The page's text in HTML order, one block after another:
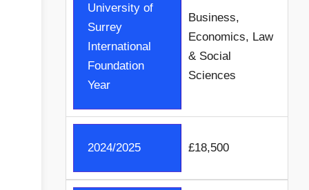
University of
Surrey
International
Foundation
Year
Business,
Economics, Law
& Social
Sciences
2024/2025 £18,500